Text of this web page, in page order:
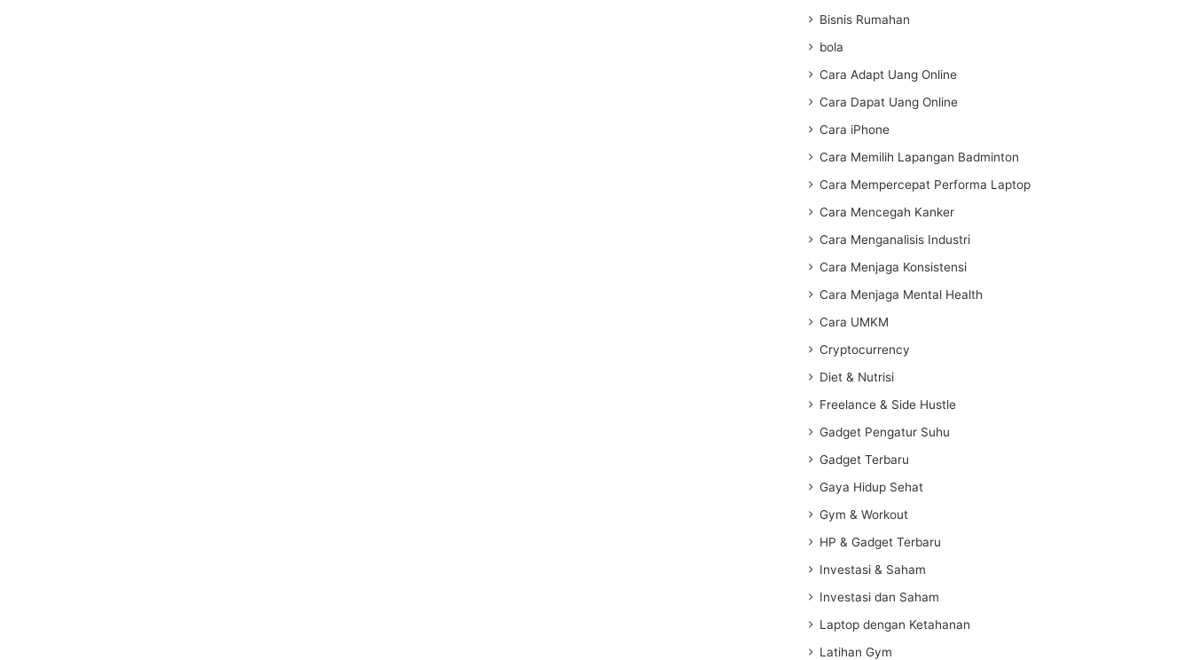
Bisnis Rumahan
bola
Cara Adapt Uang Online
Cara Dapat Uang Online
Cara iPhone
Cara Memilih Lapangan Badminton
Cara Mempercepat Performa Laptop
Cara Mencegah Kanker
Cara Menganalisis Industri
Cara Menjaga Konsistensi
Cara Menjaga Mental Health
Cara UMKM
Cryptocurrency
Diet & Nutrisi
Freelance & Side Hustle
Gadget Pengatur Suhu
Gadget Terbaru
Gaya Hidup Sehat
Gym & Workout
HP & Gadget Terbaru
Investasi & Saham
Investasi dan Saham
Laptop dengan Ketahanan
Latihan Gym